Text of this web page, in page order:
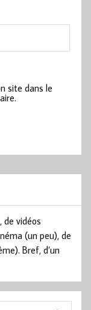
site dans le
de vidéos
(un peu), de
Bref, d’un